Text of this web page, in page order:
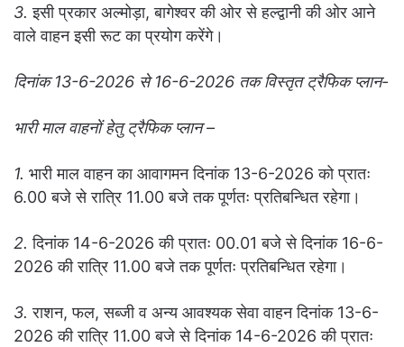
3. इसी प्रकार अल्मोड़ा, बागेश्वर की ओर से हल्द्वानी की ओर आने
वाले वाहन इसी रूट का प्रयोग करेंगे।
दिनांक 13-6-2026 से 16-6-2026 तक विस्तृत ट्रैफिक प्लान-
भारी माल वाहनों हेतु ट्रैफिक प्लान –
1. भारी माल वाहन का आवागमन दिनांक 13-6-2026 को प्रातः
6.00 बजे से रात्रि 11.00 बजे तक पूर्णतः प्रतिबन्धित रहेगा।
2. दिनांक 14-6-2026 की प्रातः 00.01 बजे से दिनांक 16-6-
2026 की रात्रि 11.00 बजे तक पूर्णतः प्रतिबन्धित रहेगा।
3. राशन, फल, सब्जी व अन्य आवश्यक सेवा वाहन दिनांक 13-6-
2026 की रात्रि 11.00 बजे से दिनांक 14-6-2026 की प्रातः